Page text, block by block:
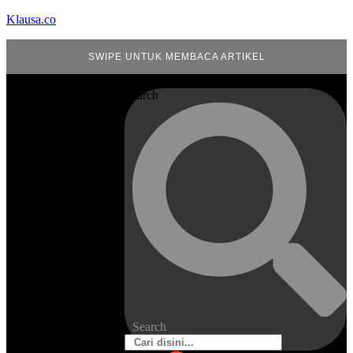
Klausa.co
SWIPE UNTUK MEMBACA ARTIKEL
Search
Search